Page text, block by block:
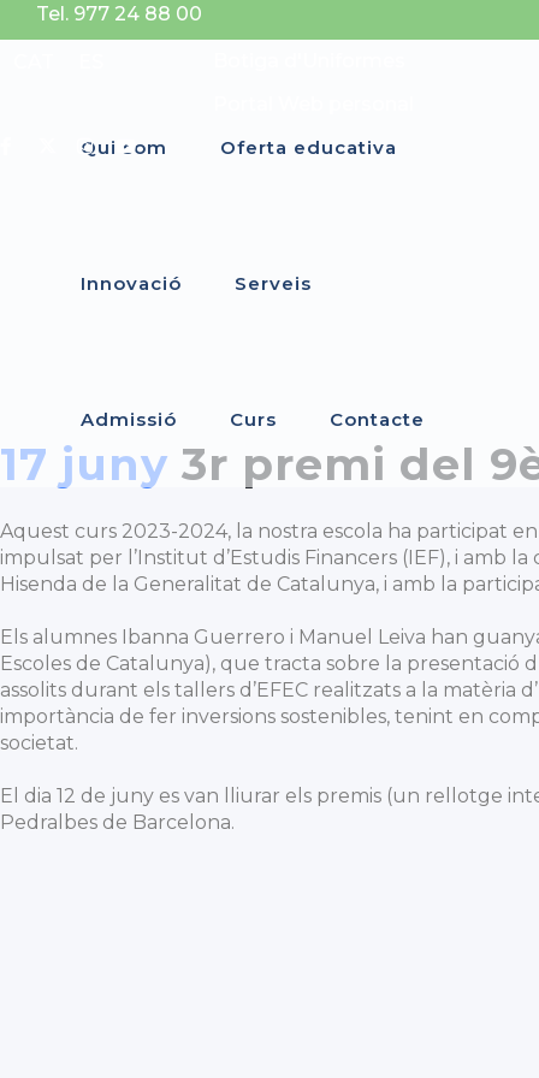
Tel. 977 24 88 00
Qui som
Oferta educativa
Innovació Serveis
Admissió Curs Contacte
17 juny 3r premi del
Aquest curs 2023-2024, la nostra escola ha participat
impulsat per l’Institut d’Estudis Financers (IEF), i amb
Hisenda de la Generalitat de Catalunya, i amb la
Els alumnes Ibanna Guerrero i Manuel Leiva han
Escoles de Catalunya), que tracta sobre la
assolits durant els tallers d’EFEC realitzats a la matèria
importància de fer inversions sostenibles, tenint en
societat.
El dia 12 de juny es van lliurar els premis (un rellotge
Pedralbes de Barcelona.